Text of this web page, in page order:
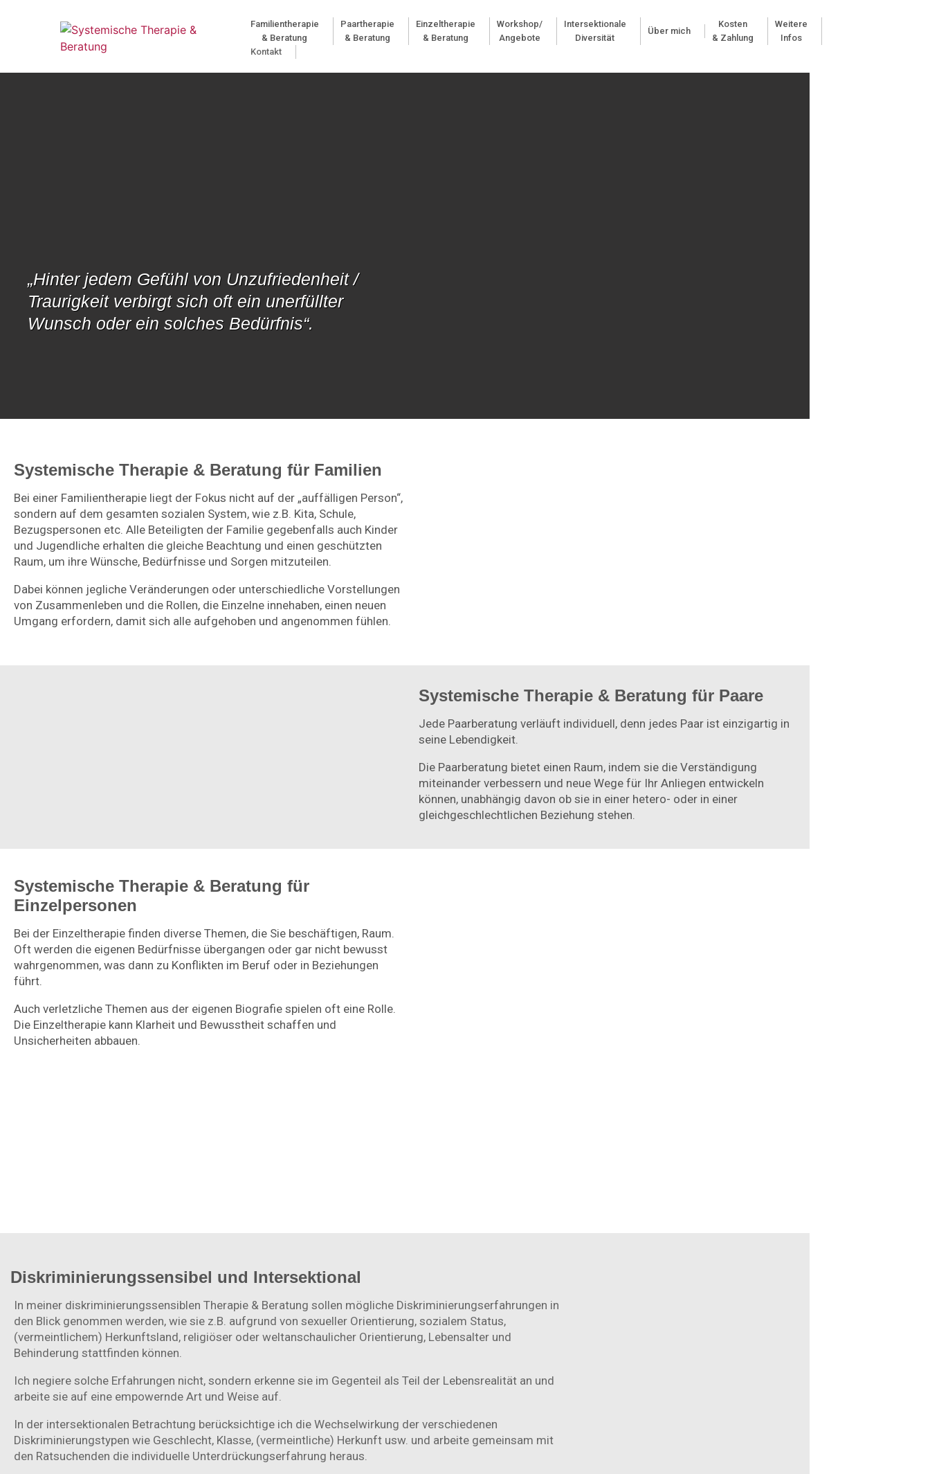
Familientherapie
& Beratung
Paartherapie
& Beratung
Einzeltherapie
& Beratung
Workshop/
Angebote
Intersektionale
Diversität
Über mich
Kosten
& Zahlung
Weitere
Infos
Kontakt
„Hinter jedem Gefühl von Unzufriedenheit /
Traurigkeit verbirgt sich oft ein unerfüllter
Wunsch oder ein solches Bedürfnis“.
Systemische Therapie & Beratung für Familien
Bei einer Familientherapie liegt der Fokus nicht auf der „auffälligen Person“,
sondern auf dem gesamten sozialen System, wie z.B. Kita, Schule,
Bezugspersonen etc. Alle Beteiligten der Familie gegebenfalls auch Kinder
und Jugendliche erhalten die gleiche Beachtung und einen geschützten
Raum, um ihre Wünsche, Bedürfnisse und Sorgen mitzuteilen.
Dabei können jegliche Veränderungen oder unterschiedliche Vorstellungen
von Zusammenleben und die Rollen, die Einzelne innehaben, einen neuen
Umgang erfordern, damit sich alle aufgehoben und angenommen fühlen.
Systemische Therapie & Beratung für Paare
Jede Paarberatung verläuft individuell, denn jedes Paar ist einzigartig in
seine Lebendigkeit.
Die Paarberatung bietet einen Raum, indem sie die Verständigung
miteinander verbessern und neue Wege für Ihr Anliegen entwickeln
können, unabhängig davon ob sie in einer hetero- oder in einer
gleichgeschlechtlichen Beziehung stehen.
Systemische Therapie & Beratung für
Einzelpersonen
Bei der Einzeltherapie finden diverse Themen, die Sie beschäftigen, Raum.
Oft werden die eigenen Bedürfnisse übergangen oder gar nicht bewusst
wahrgenommen, was dann zu Konflikten im Beruf oder in Beziehungen
führt.
Auch verletzliche Themen aus der eigenen Biografie spielen oft eine Rolle.
Die Einzeltherapie kann Klarheit und Bewusstheit schaffen und
Unsicherheiten abbauen.
Diskriminierungssensibel und Intersektional
In meiner diskriminierungssensiblen Therapie & Beratung sollen mögliche Diskriminierungserfahrungen in
den Blick genommen werden, wie sie z.B. aufgrund von sexueller Orientierung, sozialem Status,
(vermeintlichem) Herkunftsland, religiöser oder weltanschaulicher Orientierung, Lebensalter und
Behinderung stattfinden können.
Ich negiere solche Erfahrungen nicht, sondern erkenne sie im Gegenteil als Teil der Lebensrealität an und
arbeite sie auf eine empowernde Art und Weise auf.
In der intersektionalen Betrachtung berücksichtige ich die Wechselwirkung der verschiedenen
Diskriminierungstypen wie Geschlecht, Klasse, (vermeintliche) Herkunft usw. und arbeite gemeinsam mit
den Ratsuchenden die individuelle Unterdrückungserfahrung heraus.